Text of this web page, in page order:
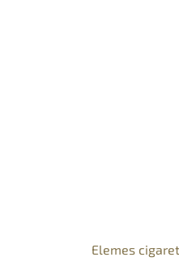
Elemes